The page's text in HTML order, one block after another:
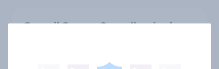
Come il Gruppo Sanpellegrino ha